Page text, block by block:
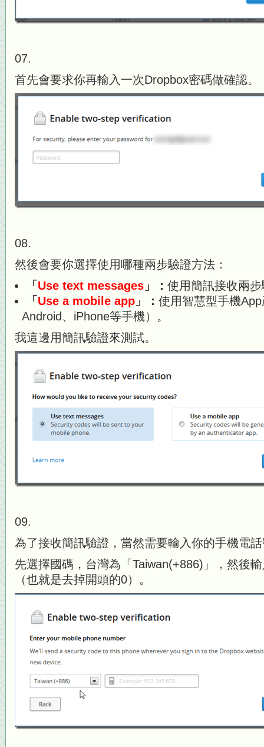
07.
首先會要求你再輸入一次Dropbox密碼做確認。
08.
然後會要你選擇使用哪種兩步驗證方法：
「 Use text messages 」： 使用簡訊接收兩
「 Use a mobile app 」： 使用智慧型手機
Android、iPhone等手機）。
我這邊用簡訊驗證來測試。
09.
為了接收簡訊驗證，當然需要輸入你的手機電
先選擇國碼，台灣為「Taiwan(+886)」，然後
（也就是去掉開頭的0）。